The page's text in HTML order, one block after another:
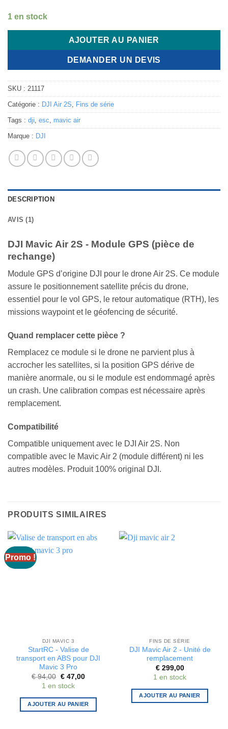
1 en stock
AJOUTER AU PANIER
DEMANDER UN DEVIS
SKU : 21117
Catégorie : DJI Air 2S Fins de série
Tags : dji esc mavic air
Marque : DJI
DESCRIPTION
AVIS (1)
DJI Mavic Air 2S - Module GPS (pièce de
rechange)
Module GPS d’origine DJI pour le drone Air 2S. Ce module
assure le positionnement satellite précis du drone,
essentiel pour le vol GPS, le retour automatique (RTH), les
missions waypoint et le géofencing de sécurité.
Quand remplacer cette pièce ?
Remplacez ce module si le drone ne parvient plus à
accrocher les satellites, si la position GPS dérive de
manière anormale, ou si le module est endommagé après
un crash. Une calibration compas est nécessaire après
remplacement.
Compatibilité
Compatible uniquement avec le DJI Air 2S. Non
compatible avec le Mavic Air 2 (module différent) ni les
autres modèles. Produit 100% original DJI.
PRODUITS SIMILAIRES
Promo !
DJI MAVIC 3
StartRC - Valise de
transport en ABS pour DJI
Mavic 3 Pro
€94,00 Le
prix
initial
était :
€ 94,00.
€47,00Le
est :
€ 47,00.
1 en stock
AJOUTER AU PANIER
FINS DE SÉRIE
DJI Mavic Air 2 - Unité de
remplacement
€299,00
1 en stock
AJOUTER AU PANIER